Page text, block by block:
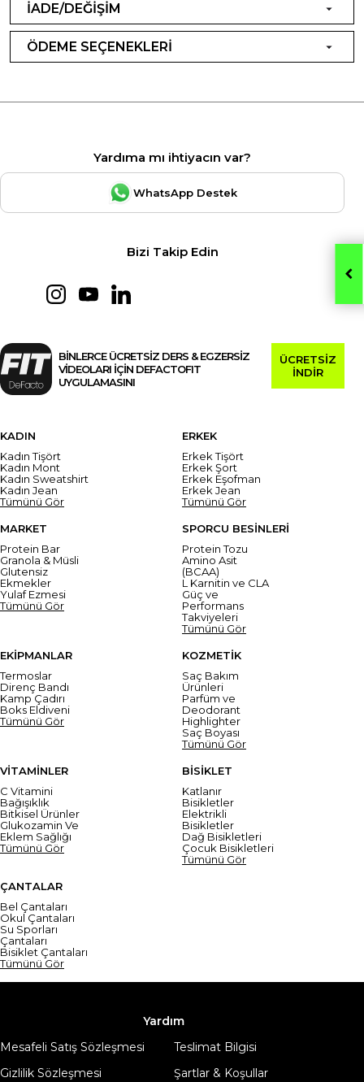
İADE/DEĞİŞİM
ÖDEME SEÇENEKLERİ
Yardıma mı ihtiyacın var?
WhatsApp Destek
Bizi Takip Edin
BİNLERCE ÜCRETSİZ DERS & EGZERSİZ
VİDEOLARI İÇİN DEFACTOFIT
UYGULAMASINI
ÜCRETSİZ
İNDİR
KADIN
Kadın Tişört
Kadın Mont
Kadın Sweatshirt
Kadın Jean
Tümünü Gör
ERKEK
Erkek Tişört
Erkek Şort
Erkek Eşofman
Erkek Jean
Tümünü Gör
MARKET
Protein Bar
Granola & Müsli
Glutensiz
Ekmekler
Yulaf Ezmesi
Tümünü Gör
SPORCU BESİNLERİ
Protein Tozu
Amino Asit
(BCAA)
L Karnitin ve CLA
Güç ve
Performans
Takviyeleri
Tümünü Gör
EKİPMANLAR
Termoslar
Direnç Bandı
Kamp Çadırı
Boks Eldiveni
Tümünü Gör
KOZMETİK
Saç Bakım
Ürünleri
Parfüm ve
Deodorant
Highlighter
Saç Boyası
Tümünü Gör
VİTAMİNLER
C Vitamini
Bağışıklık
Bitkisel Ürünler
Glukozamin Ve
Eklem Sağlığı
Tümünü Gör
BİSİKLET
Katlanır
Bisikletler
Elektrikli
Bisikletler
Dağ Bisikletleri
Çocuk Bisikletleri
Tümünü Gör
ÇANTALAR
Bel Çantaları
Okul Çantaları
Su Sporları
Çantaları
Bisiklet Çantaları
Tümünü Gör
Yardım
Mesafeli Satış Sözleşmesi
Teslimat Bilgisi
Gizlilik Sözleşmesi
Şartlar & Koşullar